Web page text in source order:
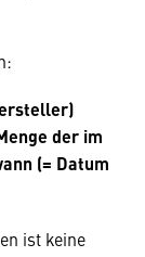
der im
(= Datum
ist keine